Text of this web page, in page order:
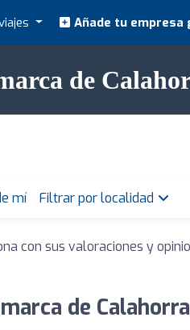
Añade tu empresa
de
mí Filtrar por localidad
con sus valoraciones y
de Calahorra